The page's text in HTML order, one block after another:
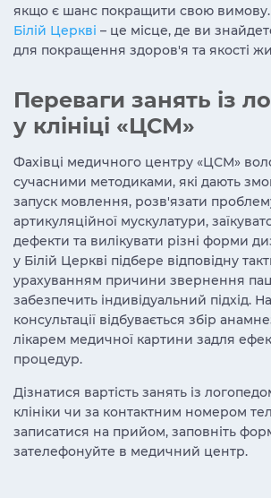
якщо є шанс покращити свою вимову.
Білій Церкві – це місце, де ви
для покращення здоров'я та якості
Переваги занять із
у клініці «ЦСМ»
Фахівці медичного центру «ЦСМ»
сучасними методиками, які дають
запуск мовлення, розв'язати
артикуляційної мускулатури,
дефекти та вилікувати різні форми
у Білій Церкві підбере відповідну
урахуванням причини звернення
забезпечить індивідуальний підхід.
консультації відбувається збір
лікарем медичної картини задля
процедур.
Дізнатися вартість занять із
клініки чи за контактним номером
записатися на прийом, заповніть
зателефонуйте в медичний центр.